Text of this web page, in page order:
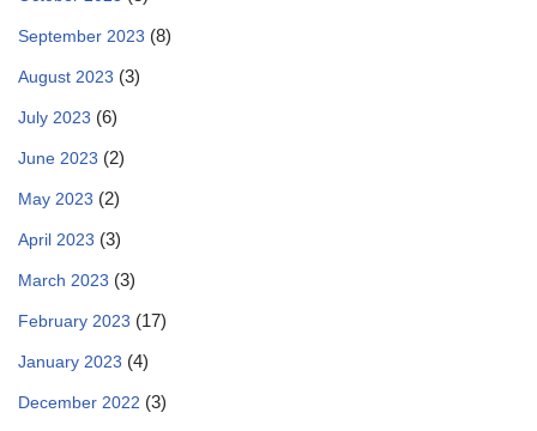
September 2023 (8)
August 2023 (3)
July 2023 (6)
June 2023 (2)
May 2023 (2)
April 2023 (3)
March 2023 (3)
February 2023 (17)
January 2023 (4)
December 2022 (3)